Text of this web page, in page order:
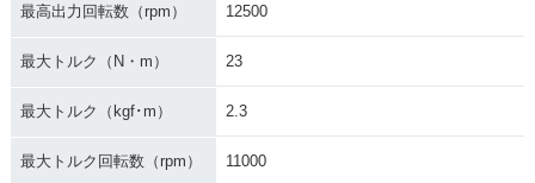
最高出力回転数（rpm） 12500
最大トルク（N・m） 23
最大トルク（kgf･m） 2.3
最大トルク回転数（rpm） 11000